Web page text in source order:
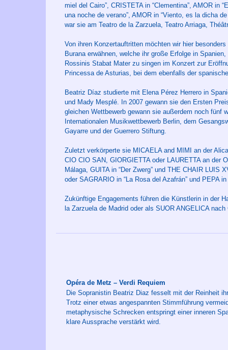
miel del Cairo”, CRISTETA in “Clementina”, AMOR in
una noche de verano”, AMOR in “Viento, es la dicha
war sie am Teatro de la Zarzuela, Teatro Arriaga,
Von ihren Konzertauftritten möchten wir hier
Burana erwähnen, welche ihr große Erfolge in
Rossinis Stabat Mater zu singen im Konzert zur
Princessa de Asturias, bei dem ebenfalls der
Beatriz Díaz studierte mit Elena Pérez Herrero in
und Mady Mesplé. In 2007 gewann sie den Ersten
gleichen Wettbewerb gewann sie außerdem noch fünf
Internationalen Musikwettbewerb Berlin, dem
Gayarre und der Guerrero Stiftung.
Zuletzt verkörperte sie MICAELA and MIMI an der
CIO CIO SAN, GIORGIETTA oder LAURETTA an der
Málaga, GUITA in “Der Zwerg” und THE CHAIR LUIS
oder SAGRARIO in “La Rosa del Azafrán” und PEPA
Zukünftige Engagements führen die Künstlerin in der
la Zarzuela de Madrid oder als SUOR ANGELICA nach
Opéra de Metz – Verdi Requiem
Die Sopranistin Beatriz Diaz fesselt mit der Reinheit
Trotz einer etwas angespannten Stimmführung
metaphysische Schrecken entspringt einer inneren
klare Aussprache verstärkt wird.